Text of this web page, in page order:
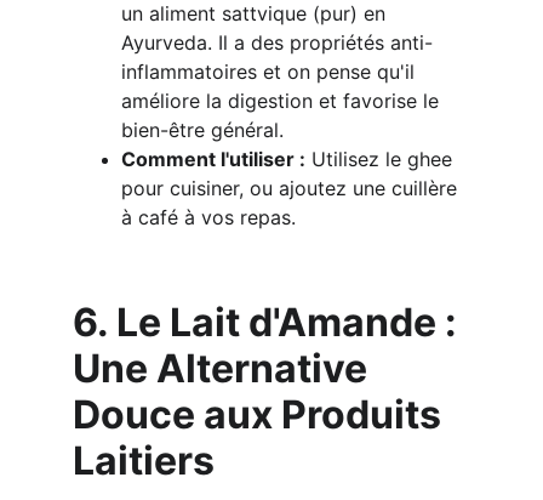
un aliment sattvique (pur) en
Ayurveda. Il a des propriétés anti-
inflammatoires et on pense qu'il
améliore la digestion et favorise le
bien-être général.
Comment l'utiliser : Utilisez le ghee
pour cuisiner, ou ajoutez une cuillère
à café à vos repas.
6. Le Lait d'Amande :
Une Alternative
Douce aux Produits
Laitiers